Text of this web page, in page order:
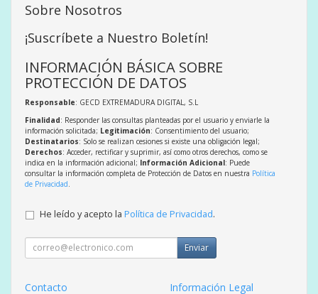
Sobre Nosotros
¡Suscríbete a Nuestro Boletín!
INFORMACIÓN BÁSICA SOBRE
PROTECCIÓN DE DATOS
Responsable: GECD EXTREMADURA DIGITAL, S.L
Finalidad: Responder las consultas planteadas por el usuario y enviarle la
información solicitada; Legitimación: Consentimiento del usuario;
Destinatarios: Solo se realizan cesiones si existe una obligación legal;
Derechos: Acceder, rectificar y suprimir, así como otros derechos, como se
indica en la información adicional; Información Adicional: Puede
consultar la información completa de Protección de Datos en nuestra Política
de Privacidad
He leído y acepto la Política de Privacidad.
Enviar
Contacto Información Legal